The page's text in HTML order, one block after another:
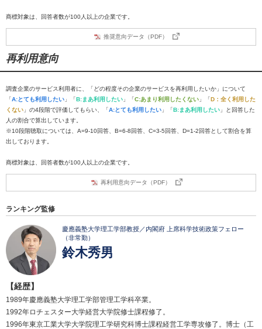
商標対象は、回答者数が100人以上の企業です。
推奨意向データ（PDF）
再利用意向
調査企業のサービス利用者に、「どの程度その企業のサービスを再利用したいか」について
「A:とても利用したい 」「B:まあ利用したい 」「C:あまり利用したくない 」「D：全く利用した
くない 」の4段階で評価してもらい、「A:とても利用したい 」「B:まあ利用したい 」と回答した
人の割合で算出しています。
※10段階聴取については、A=9-10回答、B=6-8回答、C=3-5回答、D=1-2回答として割合を算
出しております。
商標対象は、回答者数が100人以上の企業です。
再利用意向データ（PDF）
ランキング監修
慶應義塾大学理工学部教授／内閣府 上席科学技術政策フェロー
（非常勤）
鈴木秀男
【経歴】
1989年慶應義塾大学理工学部管理工学科卒業。
1992年ロチェスター大学経営大学院修士課程修了。
1996年東京工業大学大学院理工学研究科博士課程経営工学専攻修了。博士（工